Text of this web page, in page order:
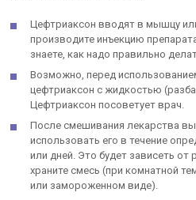
Цефтриаксон вводят в мышцу
производите инъекцию
знаете, как надо правильно
Возможно, перед
цефтриаксон с жидкостью
Цефтриаксон посоветует врач.
После смешивания лекарства
использовать его в течение
или дней. Это будет зависеть от
храните смесь (при комнатной
или замороженном виде).